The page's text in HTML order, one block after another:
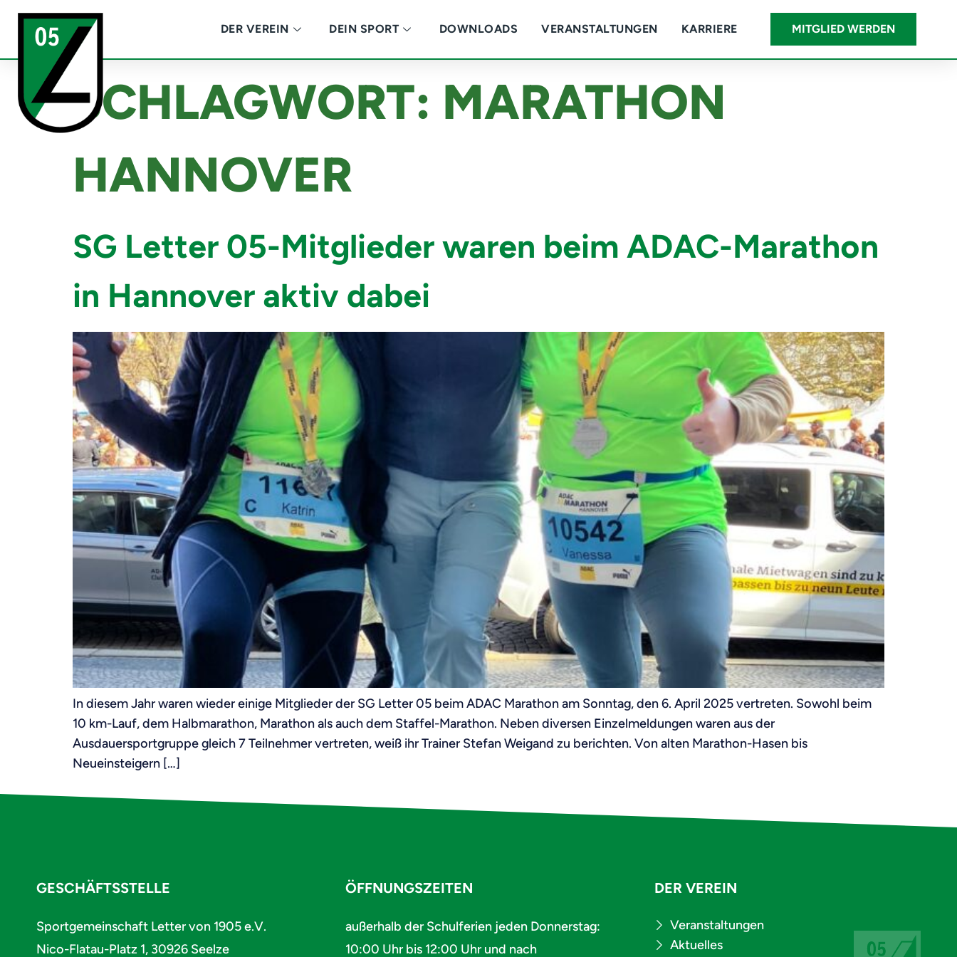
DER VEREIN DEIN SPORT DOWNLOADS VERANSTALTUNGEN KARRIERE MITGLIED WERDEN
SCHLAGWORT: MARATHON
HANNOVER
SG Letter 05-Mitglieder waren beim ADAC-Marathon
in Hannover aktiv dabei
In diesem Jahr waren wieder einige Mitglieder der SG Letter 05 beim ADAC Marathon am Sonntag, den 6. April 2025 vertreten. Sowohl beim
10 km-Lauf, dem Halbmarathon, Marathon als auch dem Staffel-Marathon. Neben diversen Einzelmeldungen waren aus der
Ausdauersportgruppe gleich 7 Teilnehmer vertreten, weiß ihr Trainer Stefan Weigand zu berichten. Von alten Marathon-Hasen bis
Neueinsteigern […]
GESCHÄFTSSTELLE
Sportgemeinschaft Letter von 1905 e.V.
Nico-Flatau-Platz 1, 30926 Seelze
ÖFFNUNGSZEITEN
außerhalb der Schulferien jeden Donnerstag:
10:00 Uhr bis 12:00 Uhr und nach
DER VEREIN
Veranstaltungen
Aktuelles